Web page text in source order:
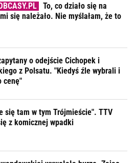
To, co działo się na
się należało. Nie myślałam, że to
o odejście Cichopek i
z Polsatu. "Kiedyś źle wybrali i
cenę"
się tam w tym Trójmieście". TTV
z komicznej wpadki